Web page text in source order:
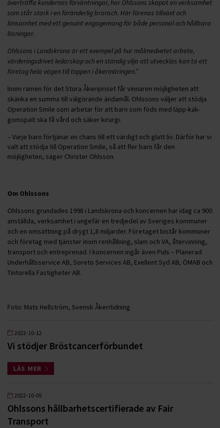
överträffa kundernas förväntningar, har Ohlssons skapat en verksamhet
som står stark i en föränderlig bransch. Här förenas tillväxt och
lönsamhet med ett genuint engagemang för både personal och hållbara
lösningar.
Ohlssons i Landskrona är ett exempel på hur målmedvetet arbete,
värderingsdrivet ledarskap och en ständig vilja att utvecklas kan ta ett
företag hela vägen till toppen i åkerinäringen.”
Inom ramen för det Stora Åkeripriset får vinnaren möjligheten att
skänka en summa till välgörande ändamål. Ohlssons väljer att stödja
Operation Smile som arbetar för att barn som föds med läpp-käk-
gomspalt ska få vård och säker kirurgi.
– Varje barn förtjänar en chans till ett värdigt och glatt liv. Därför har vi
valt att stödja till Operation Smile, så att fler barn får den
möjligheten, säger Christer Ohlsson.
Om Ohlssons
Ohlssons grundades 1998 i Landskrona och koncernen har idag ca 900
anställda, verksamhet i ungefär en tredjedel av Sveriges kommuner
och en omsättning på drygt 1,8 miljarder. Företaget bistår kommuner
och företag med tjänster inom renhållning, slam och VA, återvinning,
transport och entreprenad. I koncernen ingår även Puls – Planerad
Underhållsservice AB, Soreto Services AB, Exellent Syd AB, ÖMAB och
Tintorella Fastigheter AB.
Foto: Mats Hellström, Svensk Åkeritidning
2022-10-12
Vi stödjer Bröstcancerförbundet
LÄS MER
2022-10-05
Ohlssons hållbarhetscertifierade av Fair
Transport